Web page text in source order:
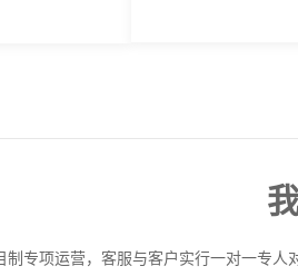
制专项运营，客服与客户实行一对一专